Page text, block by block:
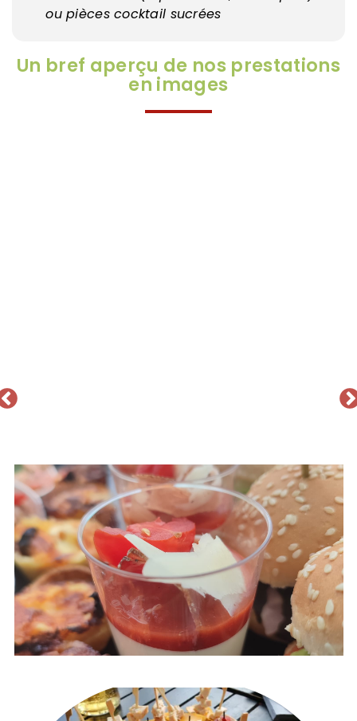
ou pièces cocktail sucrées
Un bref aperçu de nos prestations
en images